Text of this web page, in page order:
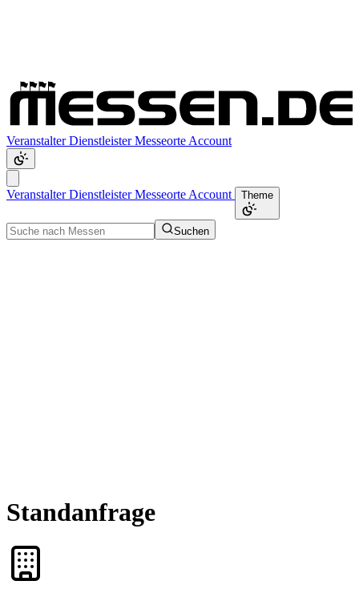
VeranstalterDienstleisterMesseorte Account
VeranstalterDienstleisterMesseorte Account Theme
Suchen
Standanfrage